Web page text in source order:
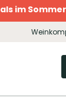
im